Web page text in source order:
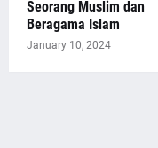
Seorang Muslim dan
Beragama Islam
January 10, 2024